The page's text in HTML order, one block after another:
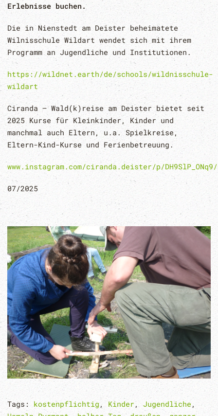
Erlebnisse buchen.
Die in Nienstedt am Deister beheimatete
Wilnisschule Wildart wendet sich mit ihrem
Programm an Jugendliche und Institutionen.
https://wildnet.earth/de/schools/wildnisschule-
wildart
Ciranda – Wald(k)reise am Deister bietet seit
2025 Kurse für Kleinkinder, Kinder und
manchmal auch Eltern, u.a. Spielkreise,
Eltern-Kind-Kurse und Ferienbetreuung.
www.instagram.com/ciranda.deister/p/DH9SlP_ONq9/
07/2025
Tags: kostenpflichtig , Kinder,Jugendliche ,